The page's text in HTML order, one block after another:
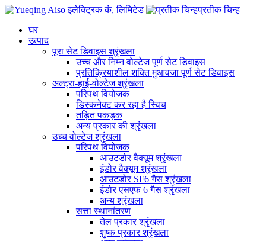
प्रतीक चिन्ह
घर
उत्पाद
पूरा सेट डिवाइस श्रृंखला
उच्च और निम्न वोल्टेज पूर्ण सेट डिवाइस
प्रतिक्रियाशील शक्ति मुआवजा पूर्ण सेट डिवाइस
अल्ट्रा-हाई-वोल्टेज श्रृंखला
परिपथ वियोजक
डिस्कनेक्ट कर रहा है स्विच
तड़ित पकड़क
अन्य प्रकार की श्रृंखला
उच्च वोल्टेज श्रृंखला
परिपथ वियोजक
आउटडोर वैक्यूम श्रृंखला
इंडोर वैक्यूम श्रृंखला
आउटडोर SF6 गैस श्रृंखला
इंडोर एसएफ 6 गैस श्रृंखला
अन्य श्रृंखला
सत्ता स्थानांतरण
तेल प्रकार श्रृंखला
शुष्क प्रकार श्रृंखला